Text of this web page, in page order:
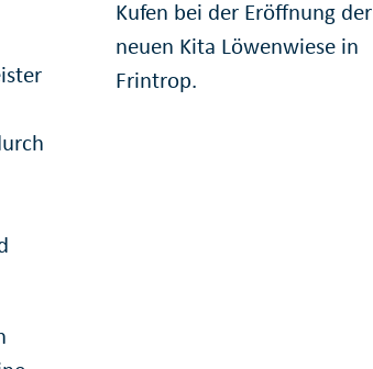
Kufen bei der Eröffnung der
neuen Kita Löwenwiese in
Frintrop.